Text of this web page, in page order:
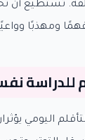
تستطيع
ومهذبًا وواعيًا
للدراسة
اليومي